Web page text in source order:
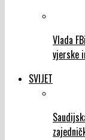
Vlada
vjerske
SVIJET